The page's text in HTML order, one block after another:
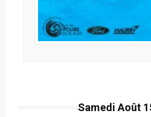
Samedi Août